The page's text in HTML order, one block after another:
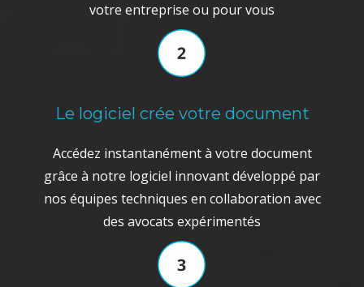
votre entreprise ou pour vous
Le logiciel crée votre document
Accédez instantanément à votre document
grâce à notre logiciel innovant développé par
nos équipes techniques en collaboration avec
des avocats expérimentés